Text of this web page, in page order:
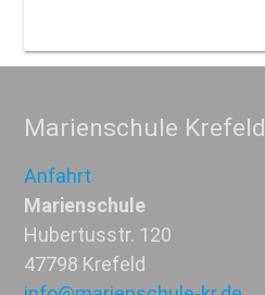
Marienschule Krefeld
Anfahrt
Marienschule
Hubertusstr. 120
47798 Krefeld